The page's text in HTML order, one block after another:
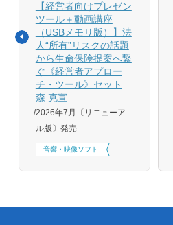
【経営者向けプレゼン
ツール＋動画講座
（USBメモリ版）】法
人“所有”リスクの話題
から生命保険提案へ繋
ぐ《経営者アプロー
チ・ツール》セット
森 克宣
2026年7月〔リニューア
ル版〕発売
音響・映像ソフト